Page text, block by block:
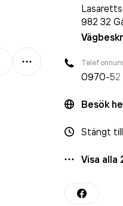
Mer
982 32
0970-52
Besök
Stängt till
Visa alla